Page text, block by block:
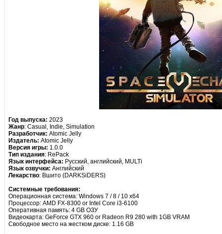
Год выпуска: 2023
Жанр: Casual, Indie, Simulation
Разработчик: Atomic Jelly
Издатель: Atomic Jelly
Версия игры: 1.0.0
Тип издания: RePack
Язык интерфейса: Русский, английский, MULTi
Язык озвучки: Английский
Лекарство: Вшито (DARKSiDERS)
Системные требования:
Операционная система: Windows 7 / 8 / 10 x64
Процессор: AMD FX-8300 or Intel Core i3-6100
Оперативная память: 4 GB ОЗУ
Видеокарта: GeForce GTX 960 or Radeon R9 280 with 1GB VRAM
Свободное место на жестком диске: 1.16 GB